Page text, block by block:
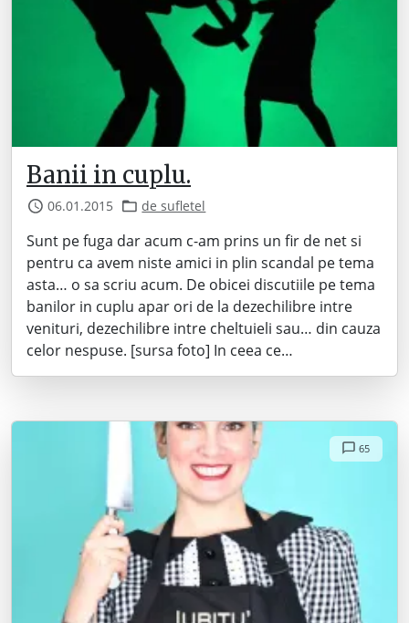
Banii in cuplu.
06.01.2015 de sufletel
Sunt pe fuga dar acum c-am prins un fir de net si
pentru ca avem niste amici in plin scandal pe tema
asta… o sa scriu acum. De obicei discutiile pe tema
banilor in cuplu apar ori de la dezechilibre intre
venituri, dezechilibre intre cheltuieli sau… din cauza
celor nespuse. [sursa foto] In ceea ce…
65